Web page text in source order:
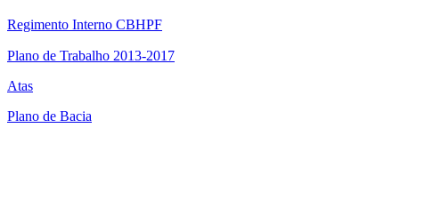
Regimento Interno CBHPF
Plano de Trabalho 2013-2017
Atas
Plano de Bacia